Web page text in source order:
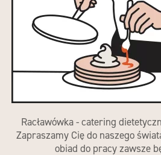
Racławówka - catering
Zapraszamy Cię do naszego
obiad do pracy zawsze